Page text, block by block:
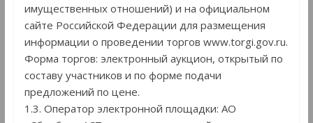
имущественных отношений) и на официальном
сайте Российской Федерации для размещения
информации о проведении торгов www.torgi.gov.ru.
Форма торгов: электронный аукцион, открытый по
составу участников и по форме подачи
предложений по цене.
1.3. Оператор электронной площадки: АО